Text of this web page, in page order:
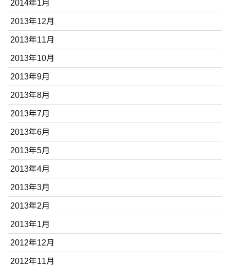
2014年1月
2013年12月
2013年11月
2013年10月
2013年9月
2013年8月
2013年7月
2013年6月
2013年5月
2013年4月
2013年3月
2013年2月
2013年1月
2012年12月
2012年11月